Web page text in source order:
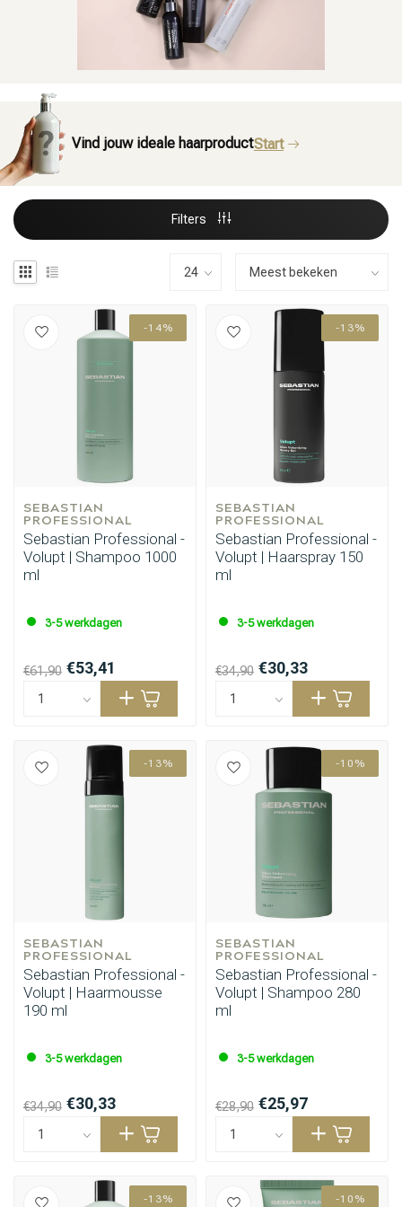
Haarstyling Haarkleuring
Vind jouw ideale haarproductStart
Filters
-14%
SEBASTIAN
PROFESSIONAL
Sebastian Professional -
Volupt | Shampoo 1000
ml
3-5 werkdagen
€61,90 €53,41
-13%
SEBASTIAN
PROFESSIONAL
Sebastian Professional -
Volupt | Haarspray 150
ml
3-5 werkdagen
€34,90 €30,33
-13%
SEBASTIAN
PROFESSIONAL
Sebastian Professional -
Volupt | Haarmousse
190 ml
3-5 werkdagen
€34,90 €30,33
-10%
SEBASTIAN
PROFESSIONAL
Sebastian Professional -
Volupt | Shampoo 280
ml
3-5 werkdagen
€28,90 €25,97
-13% -10%